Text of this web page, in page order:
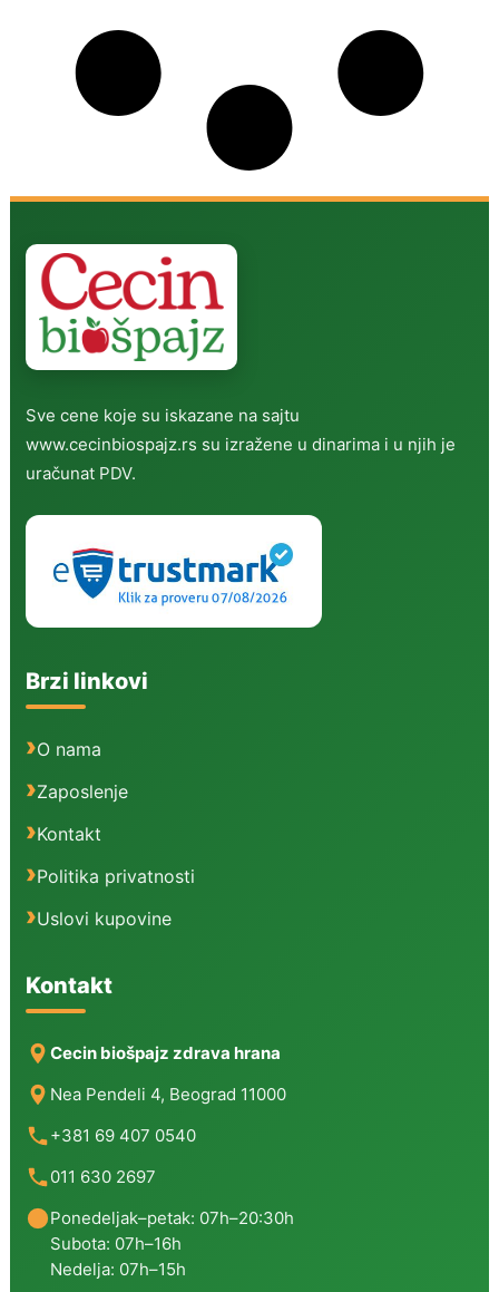
Sve cene koje su iskazane na sajtu
www.cecinbiospajz.rs su izražene u dinarima i u njih je
uračunat PDV.
Brzi linkovi
O nama
Zaposlenje
Kontakt
Politika privatnosti
Uslovi kupovine
Kontakt
Cecin biošpajz zdrava hrana
Nea Pendeli 4, Beograd 11000
+381 69 407 0540
011 630 2697
Ponedeljak–petak: 07h–20:30h
Subota: 07h–16h
Nedelja: 07h–15h